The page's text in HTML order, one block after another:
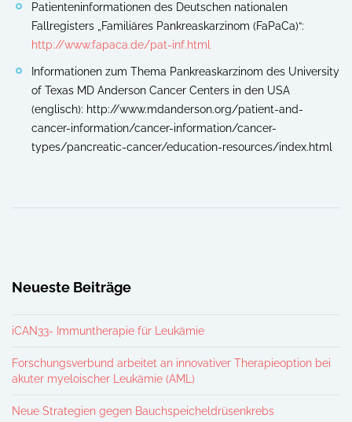
Patienteninformationen des Deutschen nationalen
Fallregisters „Familiäres Pankreaskarzinom (FaPaCa)“:
http://www.fapaca.de/pat-inf.html
Informationen zum Thema Pankreaskarzinom des University
of Texas MD Anderson Cancer Centers in den USA
(englisch): http://www.mdanderson.org/patient-and-
cancer-information/cancer-information/cancer-
types/pancreatic-cancer/education-resources/index.html
Neueste Beiträge
iCAN33- Immuntherapie für Leukämie
Forschungsverbund arbeitet an innovativer Therapieoption bei
akuter myeloischer Leukämie (AML)
Neue Strategien gegen Bauchspeicheldrüsenkrebs